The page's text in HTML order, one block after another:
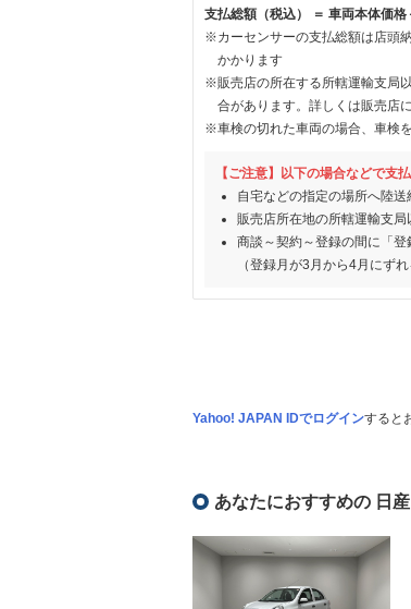
支払総額（税込） ＝ 車両本体価格
※カーセンサーの支払総額は店頭
かかります
※販売店の所在する所轄運輸支局
合があります。詳しくは販売店
※車検の切れた車両の場合、車検
【ご注意】以下の場合などで支
自宅などの指定の場所へ陸
販売店所在地の所轄運輸支局
商談～契約～登録の間に「登
（登録月が3月から4月にず
Yahoo! JAPAN IDでログインすると
あなたにおすすめの 日